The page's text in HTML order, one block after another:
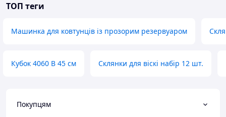
ТОП теги
Машинка для ковтунців із прозорим резервуаром
Кубок 4060 В 45 см Склянки для віскі набір 12 шт.
Покупцям